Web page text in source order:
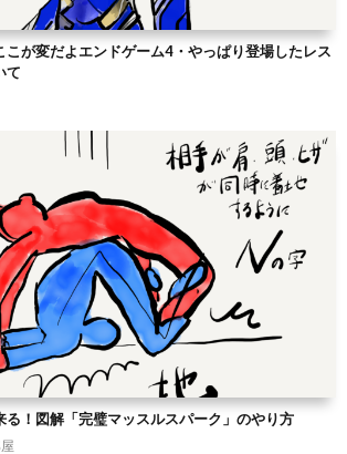
こが変だよエンドゲーム4・やっぱり登場したレス
て
る！図解「完璧マッスルスパーク」のやり方